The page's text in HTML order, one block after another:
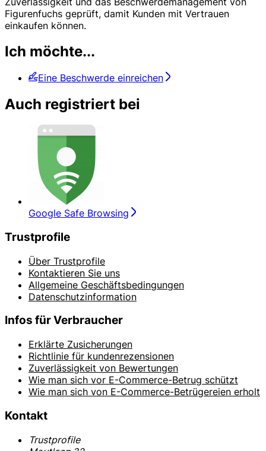
Figurenfuchs geprüft, damit Kunden mit Vertrauen
einkaufen können.
Ich möchte...
Eine Beschwerde einreichen
Auch registriert bei
Google Safe Browsing
Trustprofile
Über Trustprofile
Kontaktieren Sie uns
Allgemeine Geschäftsbedingungen
Datenschutzinformation
Infos für Verbraucher
Erklärte Zusicherungen
Richtlinie für kundenrezensionen
Zuverlässigkeit von Bewertungen
Wie man sich vor E-Commerce-Betrug schützt
Wie man sich von E-Commerce-Betrügereien erholt
Kontakt
Trustprofile